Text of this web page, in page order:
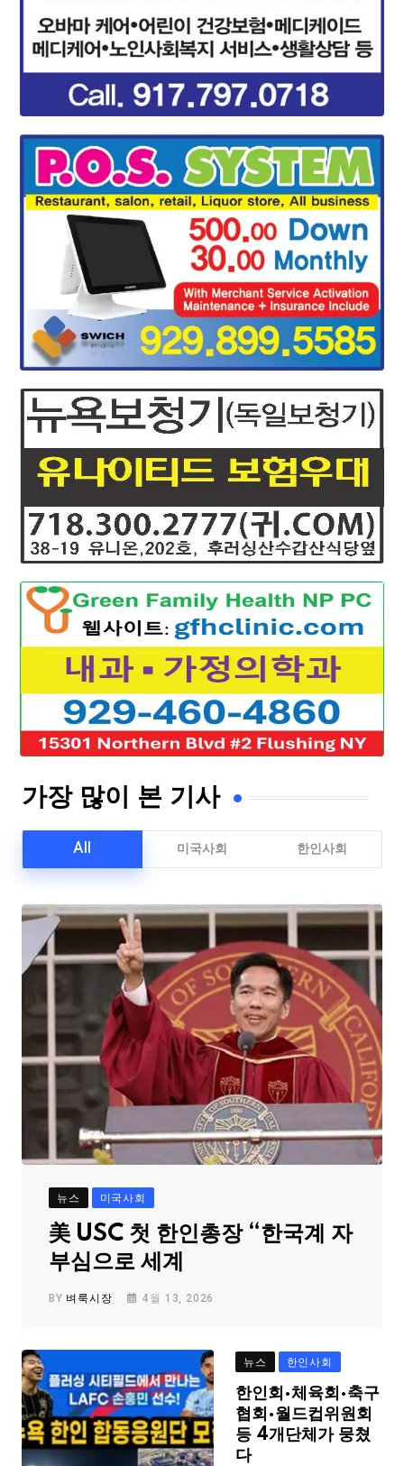
가장 많이 본 기사
All 미국사회 한인사회
뉴스 미국사회
美 USC 첫 한인총장 “한국계 자
부심으로 세계
BY 벼룩시장 4월 13, 2026
뉴스 한인사회
한인회·체육회·축구
협회·월드컵위원회
등 4개단체가 뭉쳤
다